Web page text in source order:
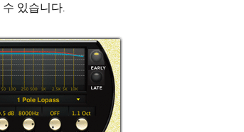
있습니다.